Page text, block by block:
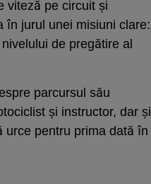
viteză pe circuit și
în jurul unei misiuni clare:
de pregătire al
parcursul său
și instructor, dar și
urce pentru prima dată în